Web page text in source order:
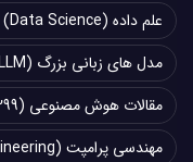
علم داده (Data Science)
مدل های زبانی بزرگ (Large Language Models - LLM)
مقالات هوش مصنوعی (299)
مهندسی پرامپت (Prompt Engineering)